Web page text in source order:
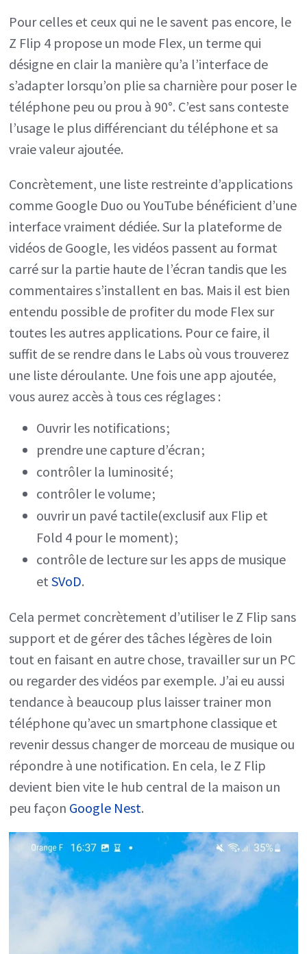
Pour celles et ceux qui ne le savent pas encore, le
Z Flip 4 propose un mode Flex, un terme qui
désigne en clair la manière qu’a l’interface de
s’adapter lorsqu’on plie sa charnière pour poser le
téléphone peu ou prou à 90°. C’est sans conteste
l’usage le plus différenciant du téléphone et sa
vraie valeur ajoutée.
Concrètement, une liste restreinte d’applications
comme Google Duo ou YouTube bénéficient d’une
interface vraiment dédiée. Sur la plateforme de
vidéos de Google, les vidéos passent au format
carré sur la partie haute de l’écran tandis que les
commentaires s’installent en bas. Mais il est bien
entendu possible de profiter du mode Flex sur
toutes les autres applications. Pour ce faire, il
suffit de se rendre dans le Labs où vous trouverez
une liste déroulante. Une fois une app ajoutée,
vous aurez accès à tous ces réglages :
Ouvrir les notifications ;
prendre une capture d’écran ;
contrôler la luminosité ;
contrôler le volume ;
ouvrir un pavé tactile(exclusif aux Flip et
Fold 4 pour le moment) ;
contrôle de lecture sur les apps de musique
etSVoD.
Cela permet concrètement d’utiliser le Z Flip sans
support et de gérer des tâches légères de loin
tout en faisant en autre chose, travailler sur un PC
ou regarder des vidéos par exemple. J’ai eu aussi
tendance à beaucoup plus laisser trainer mon
téléphone qu’avec un smartphone classique et
revenir dessus changer de morceau de musique ou
répondre à une notification. En cela, le Z Flip
devient bien vite le hub central de la maison un
peu façon Google Nest.